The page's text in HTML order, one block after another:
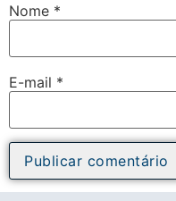
Nome *
E-mail *